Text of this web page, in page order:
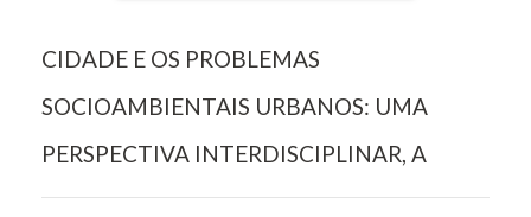
CIDADE E OS PROBLEMAS
SOCIOAMBIENTAIS URBANOS: UMA
PERSPECTIVA INTERDISCIPLINAR, A